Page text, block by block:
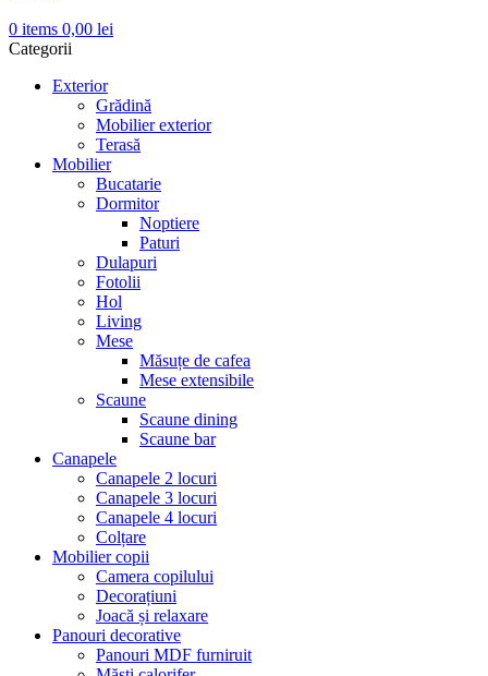
0 items 0,00 lei
Categorii
Exterior
Grădină
Mobilier exterior
Terasă
Mobilier
Bucatarie
Dormitor
Noptiere
Paturi
Dulapuri
Fotolii
Hol
Living
Mese
Măsuțe de cafea
Mese extensibile
Scaune
Scaune dining
Scaune bar
Canapele
Canapele 2 locuri
Canapele 3 locuri
Canapele 4 locuri
Colțare
Mobilier copii
Camera copilului
Decorațiuni
Joacă și relaxare
Panouri decorative
Panouri MDF furniruit